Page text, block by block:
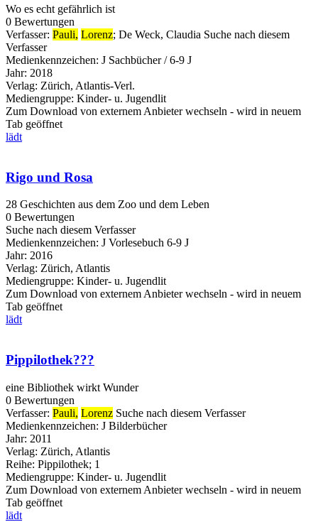
Wo es echt gefährlich ist
0 Bewertungen
Verfasser: Pauli, Lorenz; De Weck, Claudia Suche nach diesem
Verfasser
Medienkennzeichen: J Sachbücher / 6-9 J
Jahr: 2018
Verlag: Zürich, Atlantis-Verl.
Mediengruppe: Kinder- u. Jugendlit
Zum Download von externem Anbieter wechseln - wird in neuem
Tab geöffnet
lädt
Rigo und Rosa
28 Geschichten aus dem Zoo und dem Leben
0 Bewertungen
Suche nach diesem Verfasser
Medienkennzeichen: J Vorlesebuch 6-9 J
Jahr: 2016
Verlag: Zürich, Atlantis
Mediengruppe: Kinder- u. Jugendlit
Zum Download von externem Anbieter wechseln - wird in neuem
Tab geöffnet
lädt
Pippilothek???
eine Bibliothek wirkt Wunder
0 Bewertungen
Verfasser: Pauli, Lorenz Suche nach diesem Verfasser
Medienkennzeichen: J Bilderbücher
Jahr: 2011
Verlag: Zürich, Atlantis
Reihe: Pippilothek; 1
Mediengruppe: Kinder- u. Jugendlit
Zum Download von externem Anbieter wechseln - wird in neuem
Tab geöffnet
lädt